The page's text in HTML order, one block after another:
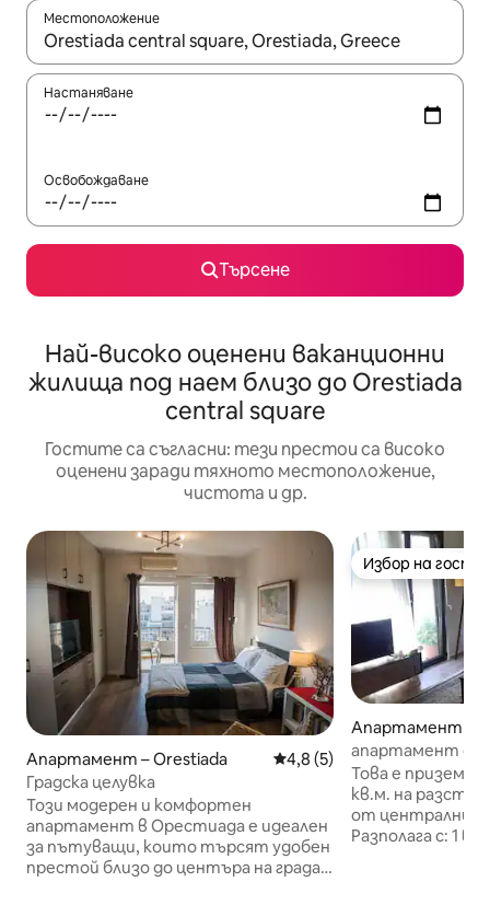
Местоположение
Когато резултатите се покажат, използвайте
Настаняване
Освобождаване
Търсене
Най-високо оценени ваканционни
жилища под наем близо до Orestiada
central square
Гостите са съгласни: тези престои са високо
оценени заради тяхното местоположение,
чистота и др.
Апартамент – Orestiada Средна оценка: 4,8 от 5,
4,8 (5)
Градска целувка
Този модерен и комфортен
апартамент в Орестиада е идеален
за пътуващи, които търсят удобен
престой близо до центъра на града.
Избор на
Избор на
Апартамент –
апартамент с
Това е
кв.м. на
от централния
Разполага с: 1